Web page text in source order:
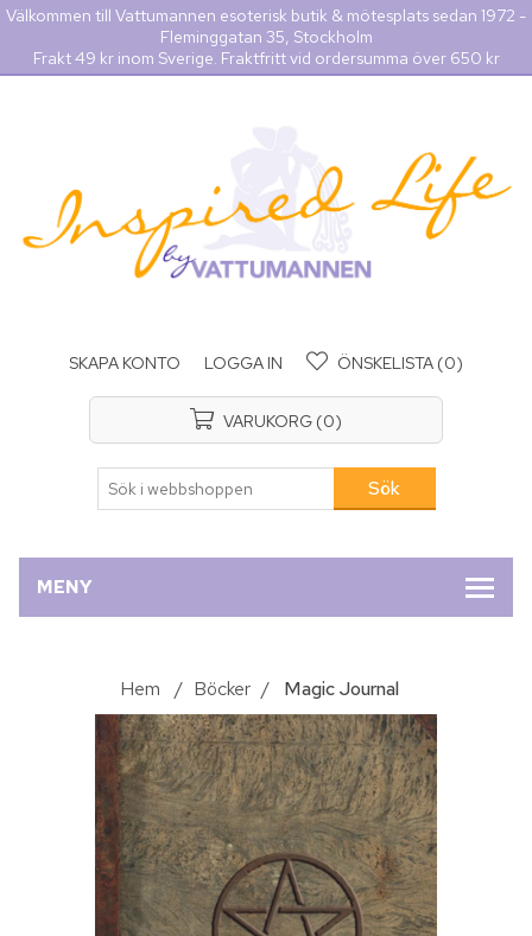
Välkommen till Vattumannen esoterisk butik & mötesplats sedan 1972 -
Fleminggatan 35, Stockholm
Frakt 49 kr inom Sverige. Fraktfritt vid ordersumma över 650 kr
SKAPA KONTO LOGGA IN ÖNSKELISTA (0)
VARUKORG (0)
MENY
Hem / Böcker / Magic Journal